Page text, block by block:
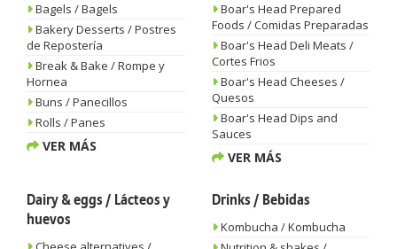
Bagels / Bagels
Bakery Desserts / Postres
de Repostería
Break & Bake / Rompe y
Hornea
Buns / Panecillos
Rolls / Panes
VER MÁS
Boar's Head Prepared
Foods / Comidas Preparadas
Boar's Head Deli Meats /
Cortes Frios
Boar's Head Cheeses /
Quesos
Boar's Head Dips and
Sauces
VER MÁS
Dairy & eggs / Lácteos y
huevos
Drinks / Bebidas
Kombucha / Kombucha